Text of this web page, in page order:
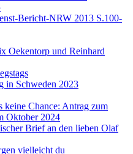
Bericht-NRW 2013 S.100-
Oekentorp und Reinhard
in Schweden 2023
Chance: Antrag zum
Oktober 2024
Brief an den lieben Olaf
vielleicht du